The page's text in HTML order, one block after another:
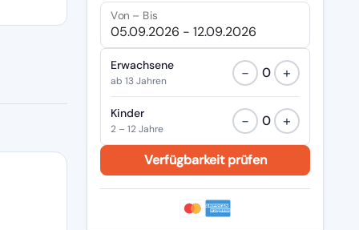
Von – Bis
Erwachsene
ab 13 Jahren − 0 +
Kinder
2 – 12 Jahre − 0 +